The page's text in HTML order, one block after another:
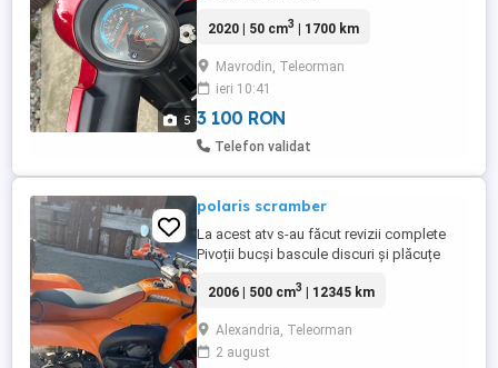
5
2020 | 50 cm3 | 1700 km
Mavrodin, Teleorman
ieri 10:41
3 100 RON
Telefon validat
polaris scramber
La acest atv s-au făcut revizii complete
Pivoții bucși bascule discuri și plăcuțe
filtre Are itp făcut recent și este înscris cu
2006 | 500 cm3 | 12345 km
Alexandria, Teleorman
2 august